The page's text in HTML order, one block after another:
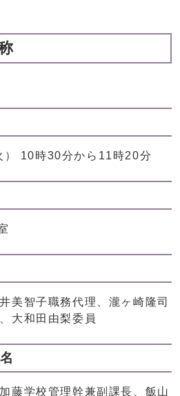
） 10時30分から11時20分
美智子職務代理、瀧ヶ崎隆司
大和田由梨委員
藤学校管理幹兼副課長、飯山